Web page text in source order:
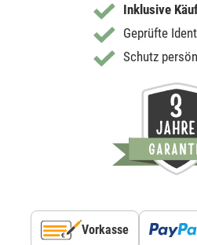
Inklusive
Geprüfte
Schutz
Vorkasse